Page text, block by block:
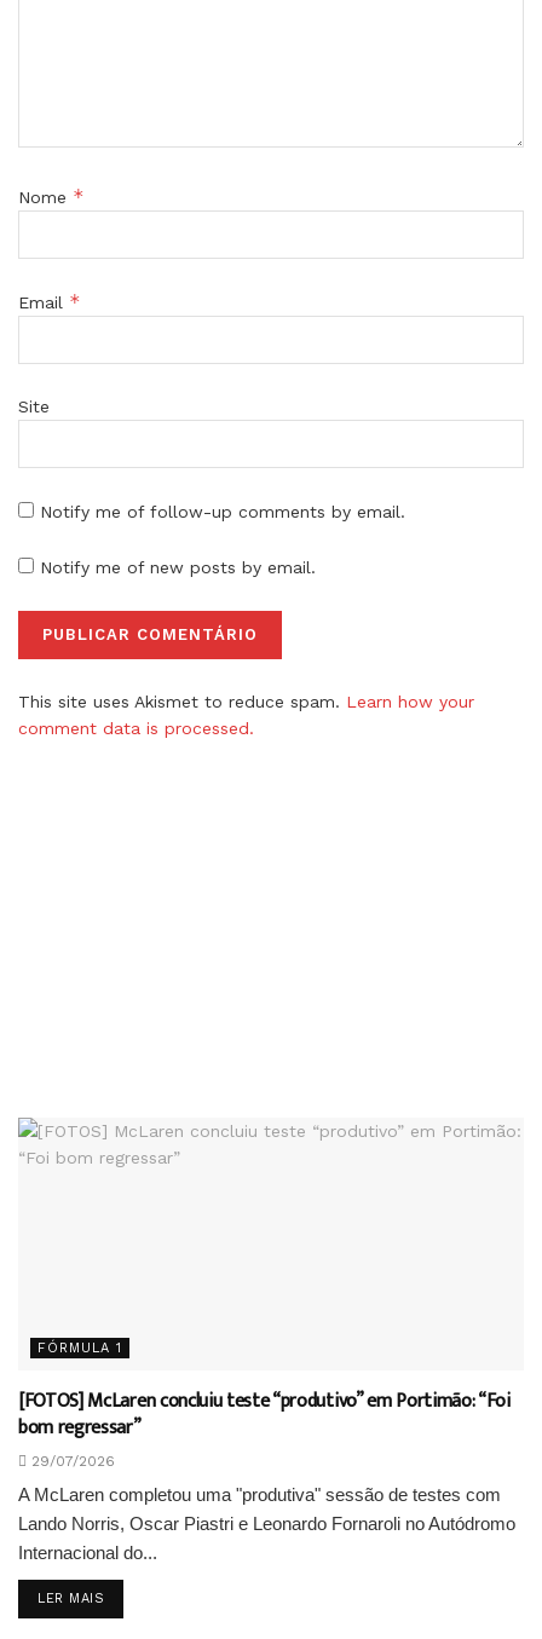
Nome *
Email *
Site
Notify me of follow-up comments by email.
Notify me of new posts by email.
This site uses Akismet to reduce spam. Learn how your
comment data is processed.
FÓRMULA 1
[FOTOS] McLaren concluiu teste “produtivo” em Portimão: “Foi
bom regressar”
29/07/2026
A McLaren completou uma "produtiva" sessão de testes com
Lando Norris, Oscar Piastri e Leonardo Fornaroli no Autódromo
Internacional do...
LER MAIS